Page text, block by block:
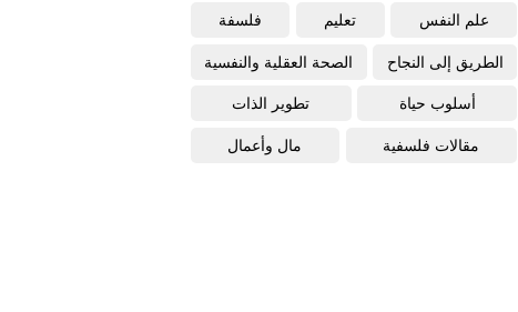
علم النفس تعليم فلسفة
الطريق إلى النجاح الصحة العقلية والنفسية
أسلوب حياة تطوير الذات
مقالات فلسفية مال وأعمال